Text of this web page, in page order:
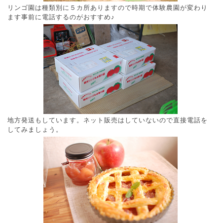
リンゴ園は種類別に５カ所ありますので時期で体験農園が変わり
ます事前に電話するのがおすすめ♪
地方発送もしています。ネット販売はしていないので直接電話を
してみましょう。